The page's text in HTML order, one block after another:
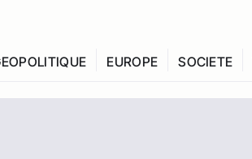
EUROPE SOCIETE